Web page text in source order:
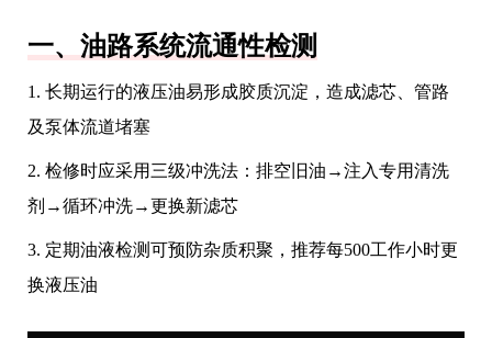
一、油路系统流通性检测
1. 长期运行的液压油易形成胶质沉淀，造成滤芯、管路
及泵体流道堵塞
2. 检修时应采用三级冲洗法：排空旧油→注入专用清洗
剂→循环冲洗→更换新滤芯
3. 定期油液检测可预防杂质积聚，推荐每500工作小时更
换液压油